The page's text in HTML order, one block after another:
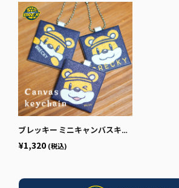
ブレッキー ミニキャンバスキーホルダー
¥1,320 (税込)